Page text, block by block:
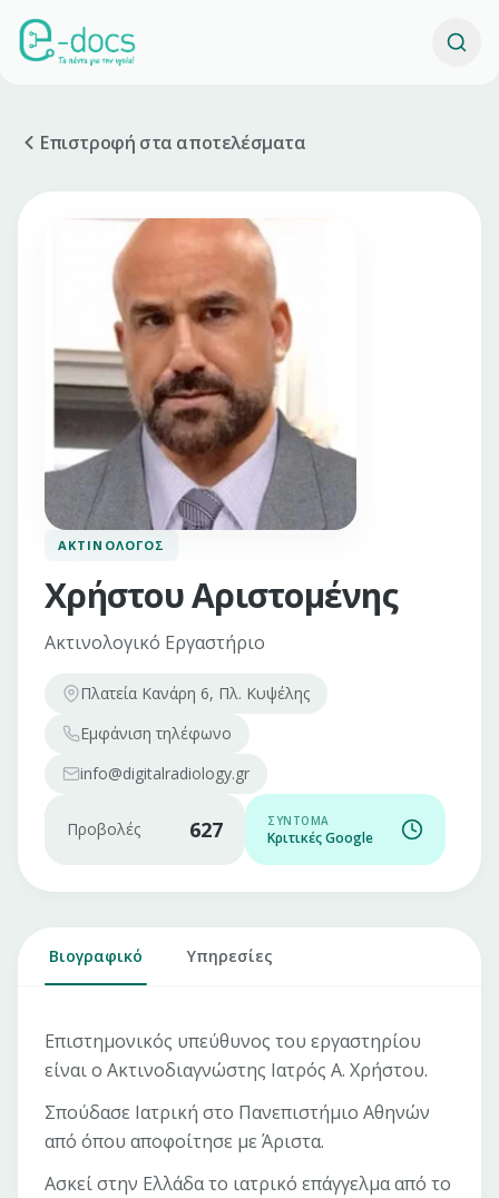
Επιστροφή στα αποτελέσματα
ΑΚΤΙΝΟΛΌΓΟΣ
Χρήστου Αριστομένης
Ακτινολογικό Εργαστήριο
Πλατεία Κανάρη 6, Πλ. Κυψέλης
Εμφάνιση τηλέφωνο
info@digitalradiology.gr
Προβολές 627 ΣΎΝΤΟΜΑ
Κριτικές Google
Βιογραφικό Υπηρεσίες
Επιστημονικός υπεύθυνος του εργαστηρίου
είναι ο Ακτινοδιαγνώστης Ιατρός Α. Χρήστου.
Σπούδασε Ιατρική στο Πανεπιστήμιο Αθηνών
από όπου αποφοίτησε με Άριστα.
Ασκεί στην Ελλάδα το ιατρικό επάγγελμα από το